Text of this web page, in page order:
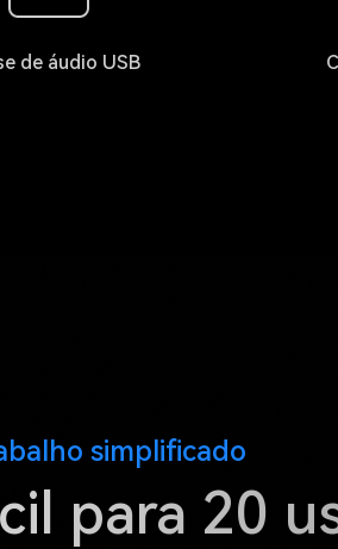
de áudio USB
simplificado
para 20